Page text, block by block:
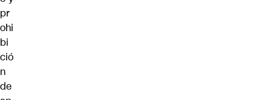
pr
ohi
bi
ció
n
de